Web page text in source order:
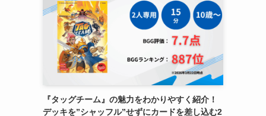
『タッグチーム』の魅力をわかりやすく紹介！
デッキを”シャッフル”せずにカードを差し込む2